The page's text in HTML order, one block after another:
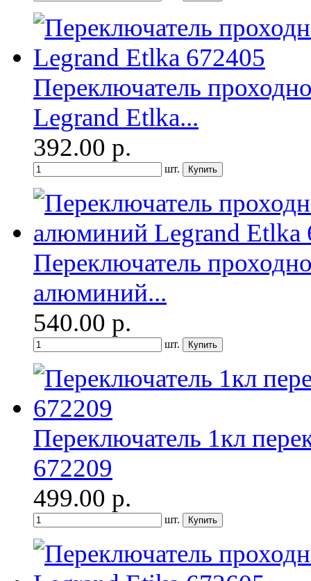
Переключатель
Legrand Etlka...
392.00 р.
шт.
Переключатель
алюминий...
540.00 р.
шт.
Переключатель 1кл
672209
499.00 р.
шт.